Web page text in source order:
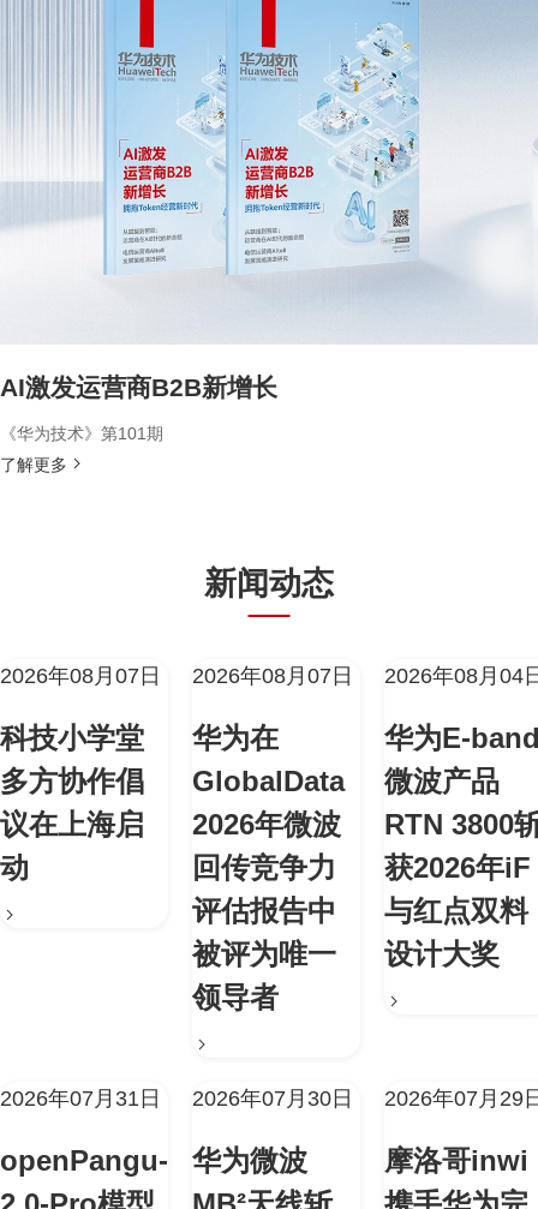
AI激发运营商B2B新增长
《华为技术》第101期
了解更多
新闻动态
2026年08月07日
科技小学堂
多方协作倡
议在上海启
动
2026年08月07日
华为在
GlobalData
2026年微波
回传竞争力
评估报告中
被评为唯一
领导者
2026年08月04
华为E-
微波产品
RTN 3800
获2026年iF
与红点双料
设计大奖
2026年07月31日
openPangu-
2026年07月30日
华为微波
2026年07月29
摩洛哥inwi